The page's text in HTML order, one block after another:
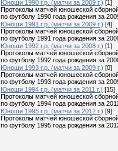
Юноши 1990 г.р. (матчи за 2009 г.) [1]
Протоколы матчей юношеской
по футболу 1990 года рождения за
Юноши 1991 г.р. (матчи за 2009 г.) [4]
Протоколы матчей юношеской
по футболу 1991 года рождения за
Юноши 1992 г.р. (матчи за 2008 г.) [1]
Протоколы матчей юношеской
по футболу 1992 года рождения за
Юноши 1993 г.р. (матчи за 2009 г.) [0]
Протоколы матчей юношеской
по футболу 1993 года рождения за
Юноши 1994 г.р. (матчи за 2011 г.) [15]
Протоколы матчей юношеской
по футболу 1994 года рождения за
Юноши 1995 г.р. (матчи за 2012 г.) [9]
Протоколы матчей юношеской
по футболу 1995 года рождения за